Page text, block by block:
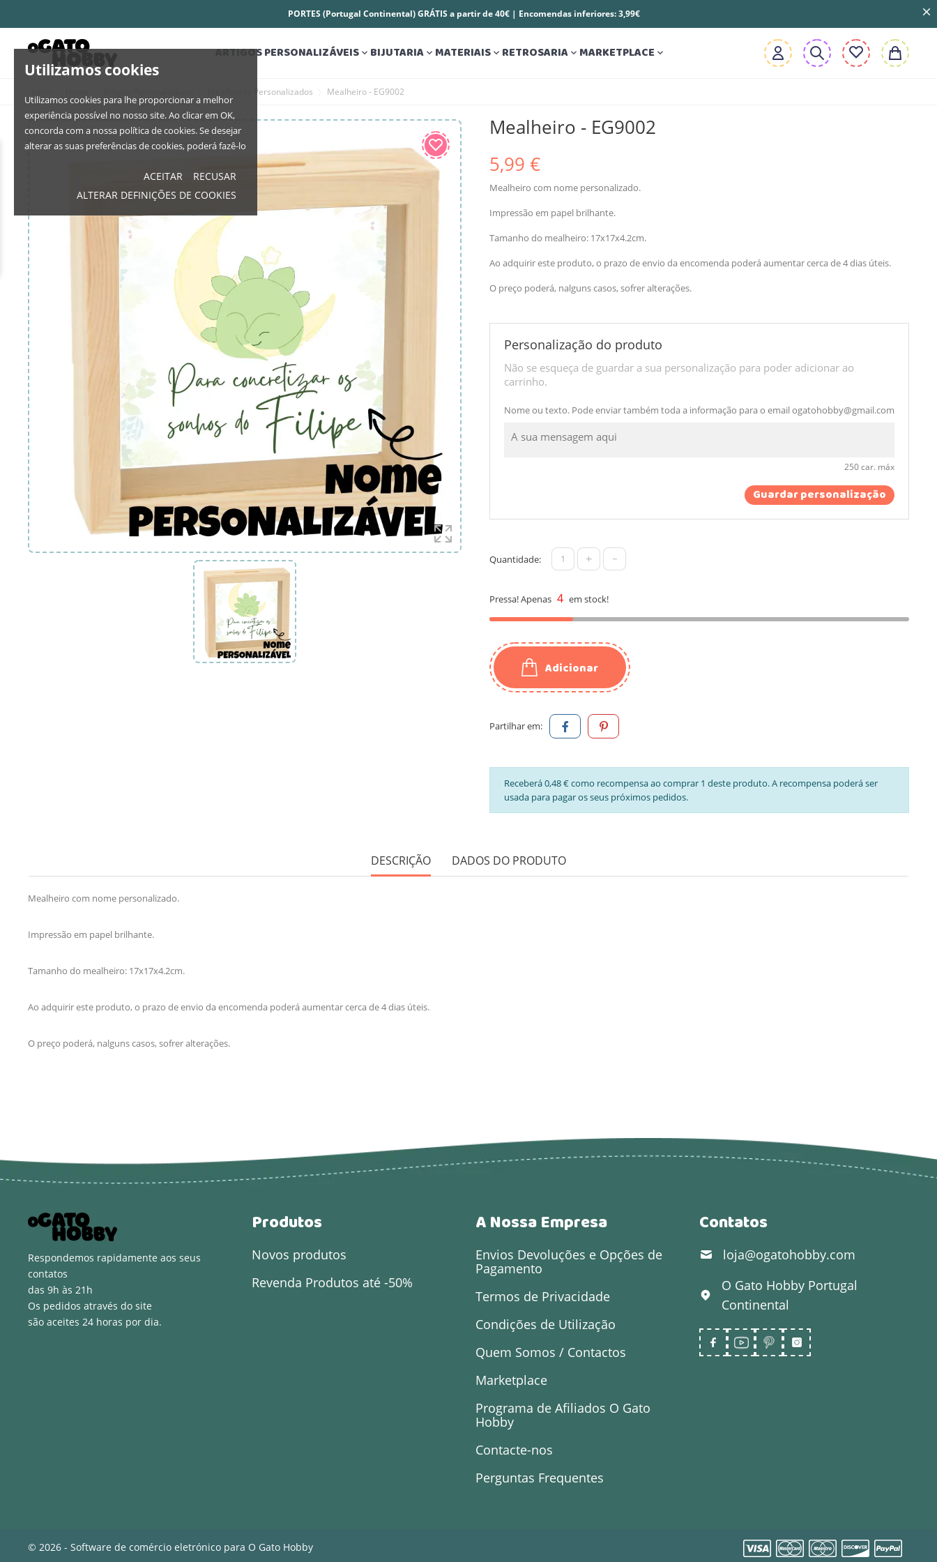
Utilizamos cookies
Utilizamos cookies para lhe proporcionar a melhor
experiência possível no nosso site. Ao clicar em OK,
concorda com a nossa política de cookies. Se desejar
alterar as suas preferências de cookies, poderá fazê-lo
ACEITAR
RECUSAR
ALTERAR DEFINIÇÕES DE COOKIES
PORTES (Portugal Continental) GRÁTIS a partir de 40€ | Encomendas inferiores: 3,99€
ARTIGOS PERSONALIZÁVEIS BIJUTARIA MATERIAIS RETROSARIA MARKETPLACE 
Mealheiros Personalizados Mealheiro - EG9002
Mealheiro - EG9002
5,99 €
Mealheiro com nome personalizado.
Impressão em papel brilhante.
Tamanho do mealheiro: 17x17x4.2cm.
Ao adquirir este produto, o prazo de envio da encomenda poderá aumentar cerca de 4 dias úteis.
O preço poderá, nalguns casos, sofrer alterações.
Personalização do produto
Não se esqueça de guardar a sua personalização para poder adicionar ao
carrinho.
Nome ou texto. Pode enviar também toda a informação para o email ogatohobby@gmail.com
250 car. máx
Guardar personalização
Quantidade: + -
Pressa! Apenas 4 em stock!
Adicionar
Partilhar em:
Receberá 0,48 € como recompensa ao comprar 1 deste produto. A recompensa poderá ser
usada para pagar os seus próximos pedidos.
DESCRIÇÃO DADOS DO PRODUTO
Mealheiro com nome personalizado.
Impressão em papel brilhante.
Tamanho do mealheiro: 17x17x4.2cm.
Ao adquirir este produto, o prazo de envio da encomenda poderá aumentar cerca de 4 dias úteis.
O preço poderá, nalguns casos, sofrer alterações.
Respondemos rapidamente aos seus
contatos
das 9h às 21h
Os pedidos através do site
são aceites 24 horas por dia.
Produtos
Novos produtos
Revenda Produtos até -50%
A Nossa Empresa
Envios Devoluções e Opções de
Pagamento
Termos de Privacidade
Condições de Utilização
Quem Somos / Contactos
Marketplace
Programa de Afiliados O Gato
Hobby
Contacte-nos
Perguntas Frequentes
Contatos
loja@ogatohobby.com
O Gato Hobby Portugal
Continental
© 2026 - Software de comércio eletrónico para O Gato Hobby